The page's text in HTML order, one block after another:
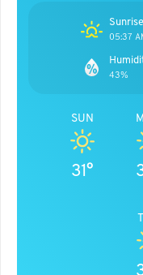
Sunrise
05:37
43%
SUN
31°